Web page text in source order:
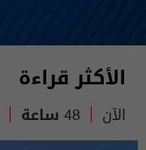
الأكثر قراءة
الآن 48 ساعة